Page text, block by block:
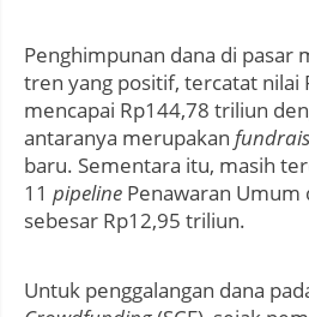
Penghimpunan dana di pasar
tren yang positif, tercatat nilai
mencapai Rp144,78 triliun
antaranya merupakan
baru. Sementara itu, masih
11 pipeline Penawaran
sebesar Rp12,95 triliun.
Untuk penggalangan dana